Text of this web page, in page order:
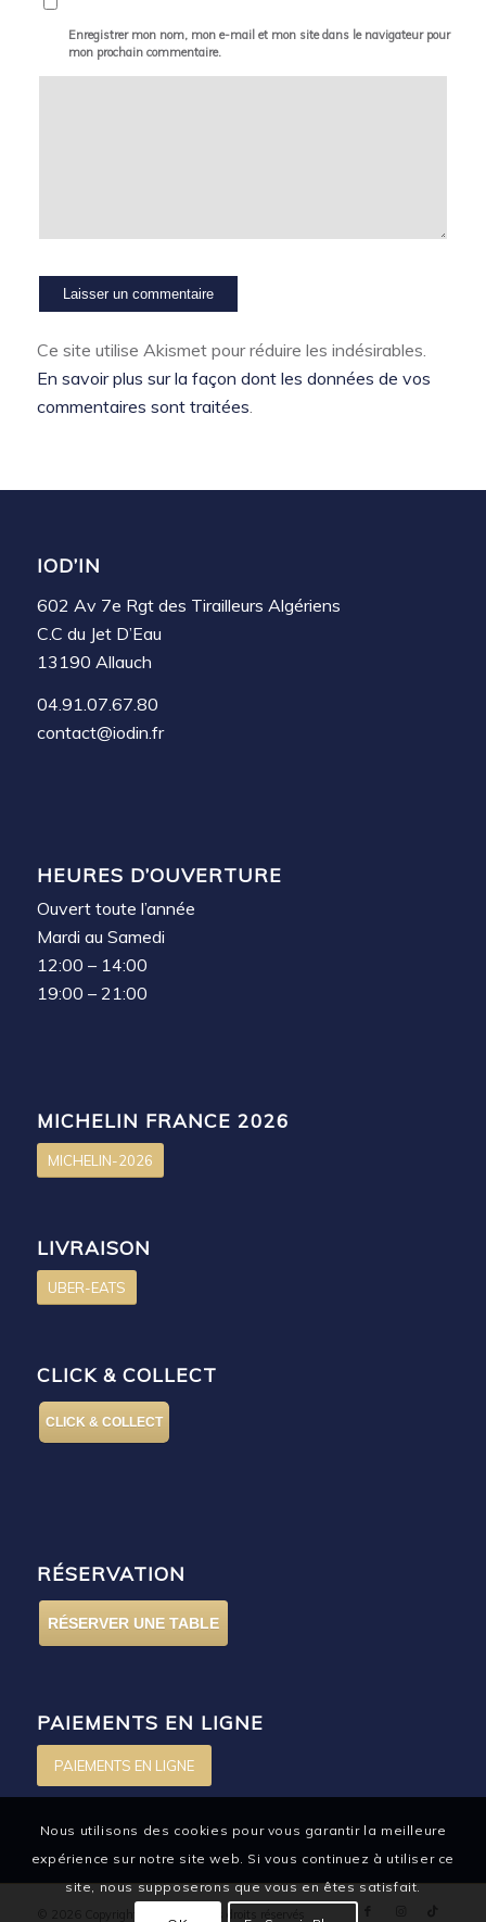
Enregistrer mon nom, mon e-mail et mon site dans le navigateur pour
mon prochain commentaire.
Ce site utilise Akismet pour réduire les indésirables.
En savoir plus sur la façon dont les données de vos
commentaires sont traitées.
IOD’IN
602 Av 7e Rgt des Tirailleurs Algériens
C.C du Jet D’Eau
13190 Allauch
04.91.07.67.80
contact@iodin.fr
HEURES D’OUVERTURE
Ouvert toute l’année
Mardi au Samedi
12:00 – 14:00
19:00 – 21:00
MICHELIN FRANCE 2026
MICHELIN-2026
LIVRAISON
UBER-EATS
CLICK & COLLECT
CLICK & COLLECT
RÉSERVATION
RÉSERVER UNE TABLE
PAIEMENTS EN LIGNE
PAIEMENTS EN LIGNE
Nous utilisons des cookies pour vous garantir la meilleure
expérience sur notre site web. Si vous continuez à utiliser ce
site, nous supposerons que vous en êtes satisfait.